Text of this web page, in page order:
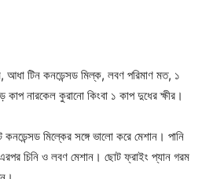
আধা টিন কনডেন্সড মিল্ক, লবণ পরিমাণ মত, ১
কাপ নারকেল কুরানো কিংবা ১ কাপ দুধের ক্ষীর।
কনডেন্সড মিল্কের সঙ্গে ভালো করে মেশান। পানি
চিনি ও লবণ মেশান। ছোট ফ্রাইং প্যান গরম